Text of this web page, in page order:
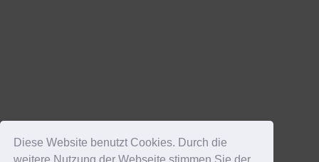
Diese Website benutzt Cookies. Durch die
weitere Nutzung der Webseite stimmen Sie der